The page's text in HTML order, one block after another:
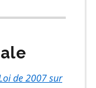
de 2007 sur